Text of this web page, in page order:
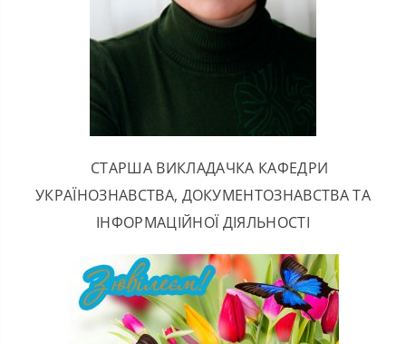
СТАРША ВИКЛАДАЧКА КАФЕДРИ
УКРАЇНОЗНАВСТВА, ДОКУМЕНТОЗНАВСТВА ТА
ІНФОРМАЦІЙНОЇ ДІЯЛЬНОСТІ